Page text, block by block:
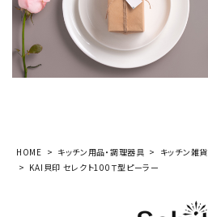
HOME キッチン用品・調理器具
キッチン雑貨
KAI貝印 セレクト100Ｔ型ピーラー